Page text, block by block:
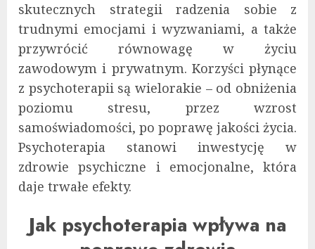
skutecznych strategii radzenia sobie z
trudnymi emocjami i wyzwaniami, a także
przywrócić równowagę w życiu
zawodowym i prywatnym. Korzyści płynące
z psychoterapii są wielorakie – od obniżenia
poziomu stresu, przez wzrost
samoświadomości, po poprawę jakości życia.
Psychoterapia stanowi inwestycję w
zdrowie psychiczne i emocjonalne, która
daje trwałe efekty.
Jak psychoterapia wpływa na